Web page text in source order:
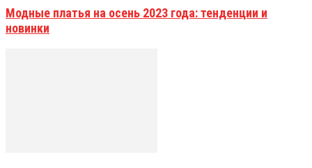
Модные платья на осень 2023 года: тенденции и
новинки